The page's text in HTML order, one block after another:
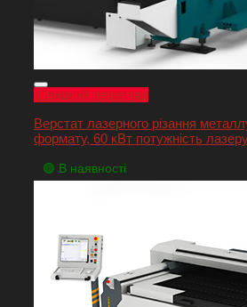
Швидкий перегляд
Верстат лазерного різання
формату, 60 кВт потужність
🟢 В наявності